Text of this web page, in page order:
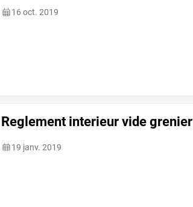
16 oct. 2019
Reglement interieur vide grenier
19 janv. 2019